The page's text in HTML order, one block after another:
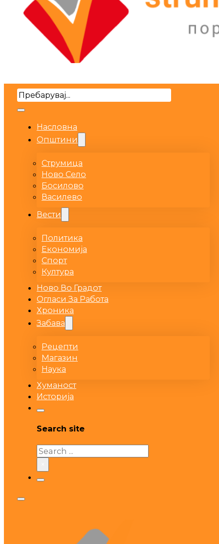
Search
Насловна
Општини
Струмица
Ново Село
Босилово
Василево
Вести
Политика
Економија
Спорт
Култура
Ново Во Градот
Огласи За Работа
Хроника
Забава
Рецепти
Магазин
Наука
Хуманост
Историја
Search site
Search